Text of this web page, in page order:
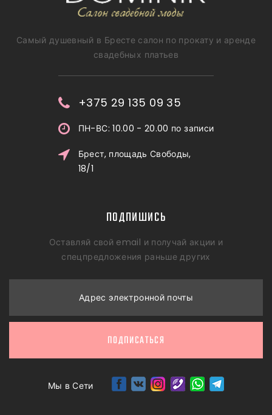
Самый душевный в Бресте салон по прокату и аренде
свадебных платьев
+375 29 135 09 35
ПН-ВС: 10.00 - 20.00 по записи
Брест, площадь Свободы,
18/1
ПОДПИШИСЬ
Оставляй свой email и получай акции и
спецпредложения раньше других
Адрес электронной почты
ПОДПИСАТЬСЯ
Мы в Сети